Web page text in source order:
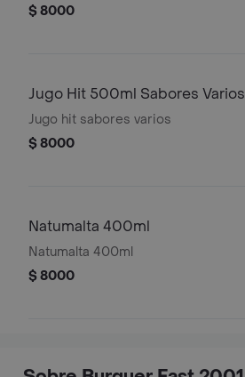
$ 8000
Jugo Hit 500ml Sabores Varios
Jugo hit sabores varios
$ 8000
Natumalta 400ml
Natumalta 400ml
$ 8000